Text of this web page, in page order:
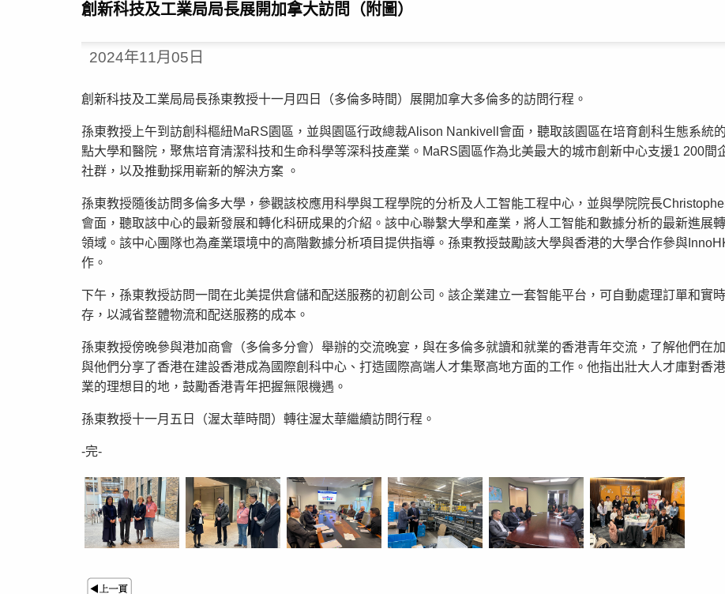
創新科技及工業局局長展開加拿大訪問（附圖）
2024年11月05日
創新科技及工業局局長孫東教授十一月四日（多倫多時間）展開加拿大多倫多的訪問行程。
孫東教授上午到訪創科樞紐MaRS園區，並與園區行政總裁Alison Nankivell會面，聽取該園區在培育創科生態系統
點大學和醫院，聚焦培育清潔科技和生命科學等深科技產業。MaRS園區作為北美最大的城市創新中心支援1 200
社群，以及推動採用嶄新的解決方案 。
孫東教授隨後訪問多倫多大學，參觀該校應用科學與工程學院的分析及人工智能工程中心，並與學院院長
會面，聽取該中心的最新發展和轉化科研成果的介紹。該中心聯繫大學和產業，將人工智能和數據分析的最新進展
領域。該中心團隊也為產業環境中的高階數據分析項目提供指導。孫東教授鼓勵該大學與香港的大學合作參與
作。
下午，孫東教授訪問一間在北美提供倉儲和配送服務的初創公司。該企業建立一套智能平台，可自動處理訂單和實
存，以減省整體物流和配送服務的成本。
孫東教授傍晚參與港加商會（多倫多分會）舉辦的交流晚宴，與在多倫多就讀和就業的香港青年交流，了解他們在
與他們分享了香港在建設香港成為國際創科中心、打造國際高端人才集聚高地方面的工作。他指出壯大人才庫對香
業的理想目的地，鼓勵香港青年把握無限機遇。
孫東教授十一月五日（渥太華時間）轉往渥太華繼續訪問行程。
-完-